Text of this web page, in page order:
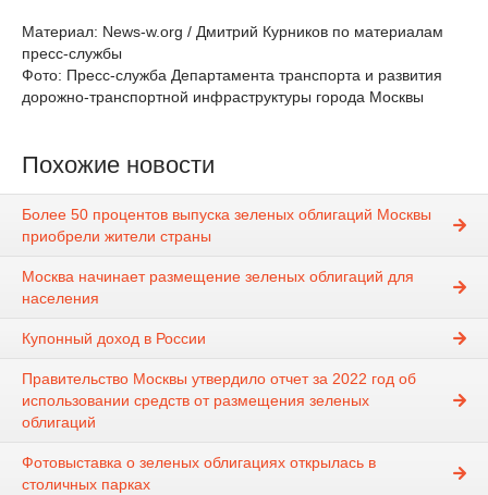
Материал: News-w.org / Дмитрий Курников по материалам
пресс-службы
Фото: Пресс-служба Департамента транспорта и развития
дорожно-транспортной инфраструктуры города Москвы
Похожие новости
Более 50 процентов выпуска зеленых облигаций Москвы
приобрели жители страны
Москва начинает размещение зеленых облигаций для
населения
Купонный доход в России
Правительство Москвы утвердило отчет за 2022 год об
использовании средств от размещения зеленых
облигаций
Фотовыставка о зеленых облигациях открылась в
столичных парках